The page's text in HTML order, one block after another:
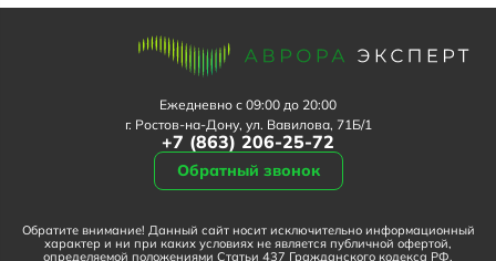
Ежедневно с 09:00 до 20:00
г. Ростов-на-Дону, ул. Вавилова, 71Б/1
+7 (863) 206-25-72
Обратный звонок
Обратите внимание! Данный сайт носит исключительно информационный
характер и ни при каких условиях не является публичной офертой,
определяемой положениями Статьи 437 Гражданского кодекса РФ.